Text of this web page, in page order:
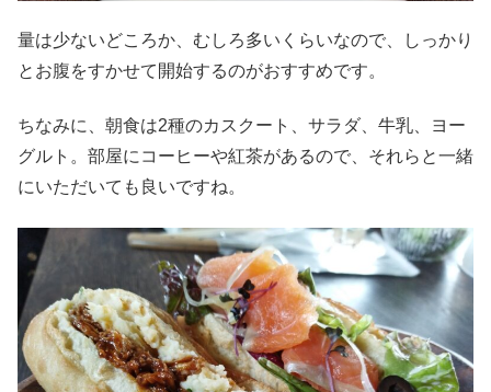
量は少ないどころか、むしろ多いくらいなので、しっかり
とお腹をすかせて開始するのがおすすめです。
ちなみに、朝食は2種のカスクート、サラダ、牛乳、ヨー
グルト。部屋にコーヒーや紅茶があるので、それらと一緒
にいただいても良いですね。